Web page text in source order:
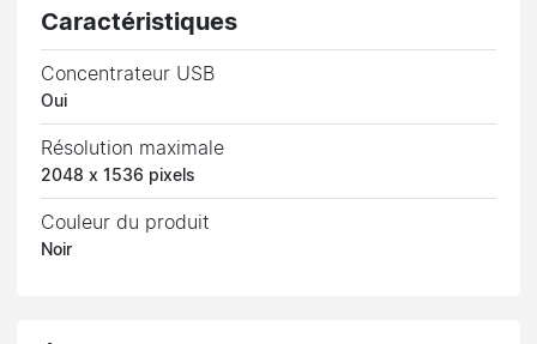
Caractéristiques
Concentrateur USB
Oui
Résolution maximale
2048 x 1536 pixels
Couleur du produit
Noir